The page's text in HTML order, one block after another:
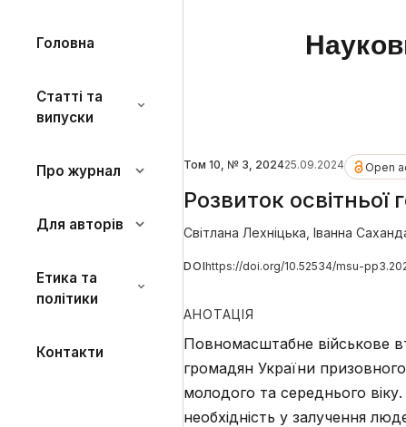
Головна
Статті та
випуски
Про журнал
Для авторів
Етика та
політики
Контакти
Том 10, № 3, 202425.09.2024 Open
Розвиток освітньої
Світлана Лехніцька Іванна
DOIhttps://doi.org/10.52534/msu-
АНОТАЦІЯ
Повномасштабне військове
громадян України
молодого та середнього
необхідність у залучення